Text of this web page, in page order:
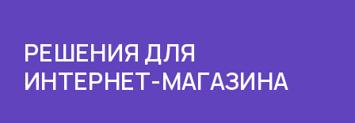
РЕШЕНИЯ ДЛЯ
ИНТЕРНЕТ-МАГАЗИНА